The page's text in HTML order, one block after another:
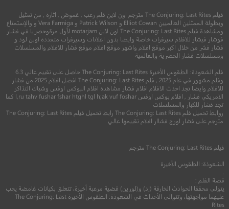
5.5
اكشن ●خيال علمي
فيلم The Conjuring: Last Rites مترجم اون لاين فلم رعب , غموض , اثارة , من تمثيل
وبطولة الممثلين العالميين Elliot Cowan و Patrick Wilson و Vera Farmiga و والإستمتاع
ومشاهدة فيلم The Conjuring: Last Rites اون لاين motarjam لأول مرةوحصريا في فشار
فوشار فيشار للافلام سيرفرات خاصة وايضا بدون اعلانات وسيرفرات متعدده اوبن لود و
فشار فشر من خلال اكبر موقع افلام واشهر موقع افلام موقع فشار للافلام والمسلسلات
ومسلسلات فشار الحصرية والعالمية
فلم الشعوذة: الطقوس الأخيرة The Conjuring: Last Rites حاصل على تقييم عالي 6.3
وفلم مشهور في عام 2025 , فلم The Conjuring: Last Rites افضل افلام 2025 من فشار
للافلام وايضا تجد احدث الافلام افلام فشار مشاهده افلام البوكس اوفس وشباك التذاكر
الامريكي فشار , افلام بوكس اوفس l,ru tahv fushar fshar htghl tgl h;ak vuf foshar كما
تجد فشار للكبار والمسلسلات
روابط تحميل فلم The Conjuring: Last Rites رابط تحميل فيلم The Conjuring: Last Rites
مترجم على فشار اورج فشاار افلام تقييمها عالي
فيلم The Conjuring: Last Ritesمترجم
الشعوذة: الطقوس الأخيرة
قصة الفلم :
يتولى محققا الحوادث الخارقة (إد) و(لورين) قضية مرعبة أخيرة، تتعلق بكيانات غامضة يجب
عليهما مواجهتها، وتتوالى الأحداث في الشعوذة: الطقوس الأخيرة The Conjuring: Last
Rites